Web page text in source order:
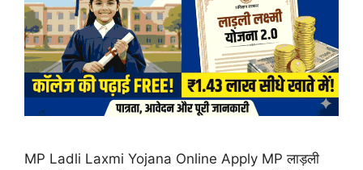
MP Ladli Laxmi Yojana Online Apply MP लाड़ली